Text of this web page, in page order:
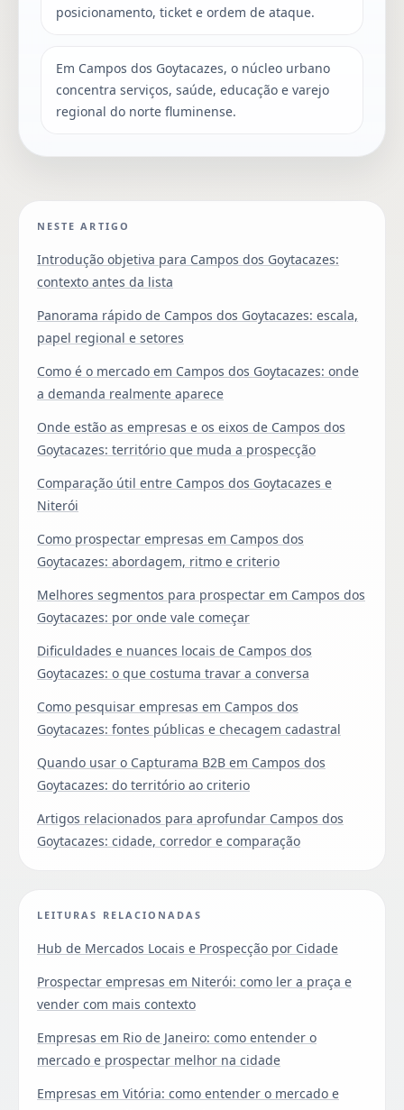
posicionamento, ticket e ordem de ataque.
Em Campos dos Goytacazes, o núcleo urbano
concentra serviços, saúde, educação e varejo
regional do norte fluminense.
NESTE ARTIGO
Introdução objetiva para Campos dos Goytacazes:
contexto antes da lista
Panorama rápido de Campos dos Goytacazes: escala,
papel regional e setores
Como é o mercado em Campos dos Goytacazes: onde
a demanda realmente aparece
Onde estão as empresas e os eixos de Campos dos
Goytacazes: território que muda a prospecção
Comparação útil entre Campos dos Goytacazes e
Niterói
Como prospectar empresas em Campos dos
Goytacazes: abordagem, ritmo e criterio
Melhores segmentos para prospectar em Campos dos
Goytacazes: por onde vale começar
Dificuldades e nuances locais de Campos dos
Goytacazes: o que costuma travar a conversa
Como pesquisar empresas em Campos dos
Goytacazes: fontes públicas e checagem cadastral
Quando usar o Capturama B2B em Campos dos
Goytacazes: do território ao criterio
Artigos relacionados para aprofundar Campos dos
Goytacazes: cidade, corredor e comparação
LEITURAS RELACIONADAS
Hub de Mercados Locais e Prospecção por Cidade
Prospectar empresas em Niterói: como ler a praça e
vender com mais contexto
Empresas em Rio de Janeiro: como entender o
mercado e prospectar melhor na cidade
Empresas em Vitória: como entender o mercado e